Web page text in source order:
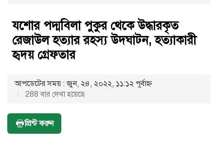
যশোর পদ্মবিলা পুকুর থেকে উদ্ধারকৃত
রেজাউল হত্যার রহস্য উদঘাটন, হত্যাকারী
হৃদয় গ্রেফতার
আপডেটের সময় : জুন, ২৪, ২০২২, ১১:১২ পূর্বাহ্ণ
288 বার দেখা হয়েছে
প্রিন্ট করুন